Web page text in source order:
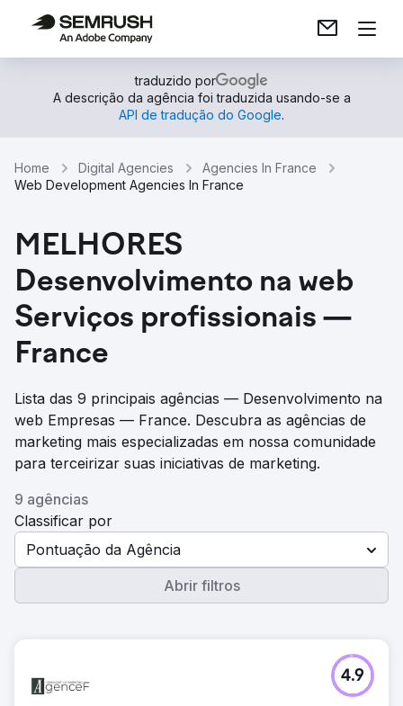
traduzido por
A descrição da agência foi traduzida usando-se a
API de tradução do Google.
Home Digital Agencies
Agencies In France
Web Development Agencies In France
MELHORES
Desenvolvimento na web
Serviços profissionais —
France
Lista das 9 principais agências — Desenvolvimento na
web Empresas — France. Descubra as agências de
marketing mais especializadas em nossa comunidade
para terceirizar suas iniciativas de marketing.
9 agências
Classificar por
Pontuação da Agência
Abrir filtros
4.9